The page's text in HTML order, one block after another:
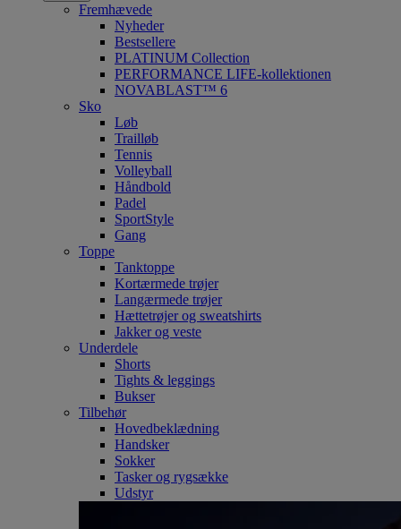
Fremhævede
Nyheder
Bestsellere
PLATINUM Collection
PERFORMANCE LIFE-kollektionen
NOVABLAST™ 6
Sko
Løb
Trailløb
Tennis
Volleyball
Håndbold
Padel
SportStyle
Gang
Toppe
Tanktoppe
Kortærmede trøjer
Langærmede trøjer
Hættetrøjer og sweatshirts
Jakker og veste
Underdele
Shorts
Tights & leggings
Bukser
Tilbehør
Hovedbeklædning
Handsker
Sokker
Tasker og rygsække
Udstyr